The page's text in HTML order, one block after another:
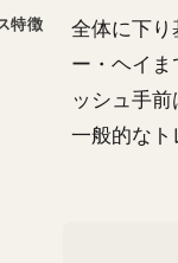
特徴
全体に下
ー・ヘイ
ッシュ手
一般的なト